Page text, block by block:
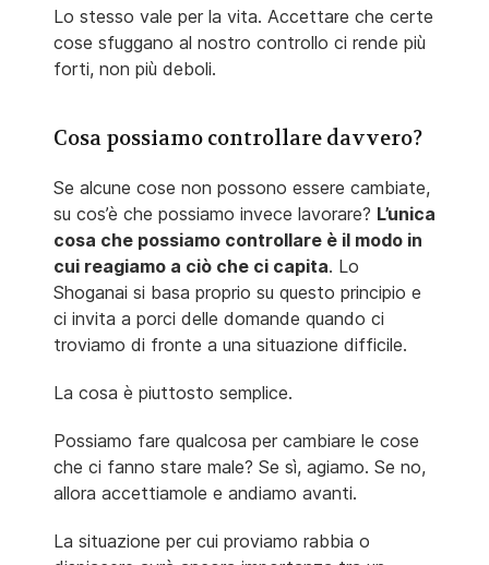
Lo stesso vale per la vita. Accettare che certe
cose sfuggano al nostro controllo ci rende più
forti, non più deboli.
Cosa possiamo controllare davvero?
Se alcune cose non possono essere cambiate,
su cos’è che possiamo invece lavorare? L’unica
cosa che possiamo controllare è il modo in
cui reagiamo a ciò che ci capita. Lo
Shoganai si basa proprio su questo principio e
ci invita a porci delle domande quando ci
troviamo di fronte a una situazione difficile.
La cosa è piuttosto semplice.
Possiamo fare qualcosa per cambiare le cose
che ci fanno stare male? Se sì, agiamo. Se no,
allora accettiamole e andiamo avanti.
La situazione per cui proviamo rabbia o